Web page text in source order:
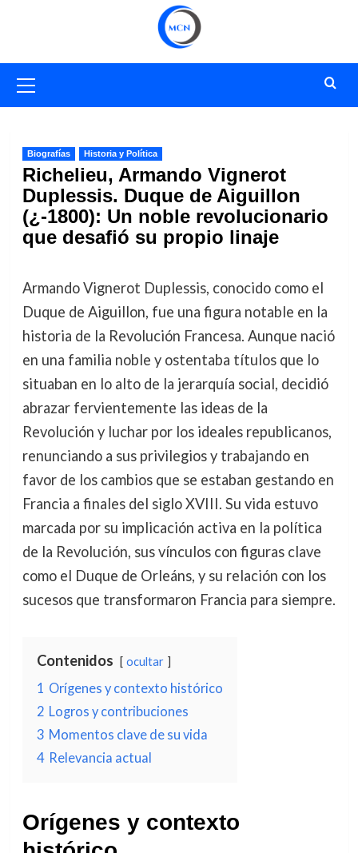
primario
Biografías Historia y Política
Richelieu, Armando Vignerot
Duplessis. Duque de Aiguillon
(¿-1800): Un noble revolucionario
que desafió su propio linaje
Armando Vignerot Duplessis, conocido como el
Duque de Aiguillon, fue una figura notable en la
historia de la Revolución Francesa. Aunque nació
en una familia noble y ostentaba títulos que lo
situaban en lo alto de la jerarquía social, decidió
abrazar fervientemente las ideas de la
Revolución y luchar por los ideales republicanos,
renunciando a sus privilegios y trabajando en
favor de los cambios que se estaban gestando en
Francia a finales del siglo XVIII. Su vida estuvo
marcada por su implicación activa en la política
de la Revolución, sus vínculos con figuras clave
como el Duque de Orleáns, y su relación con los
sucesos que transformaron Francia para siempre.
Contenidos ocultar
1 Orígenes y contexto histórico
2 Logros y contribuciones
3 Momentos clave de su vida
4 Relevancia actual
Orígenes y contexto